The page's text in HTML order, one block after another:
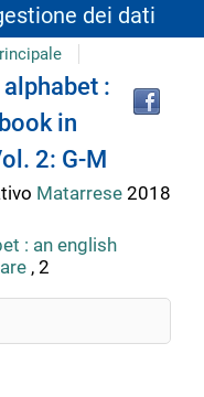
dei dati
:
in
2: G-M
Matarrese 2018
: an english
, 2